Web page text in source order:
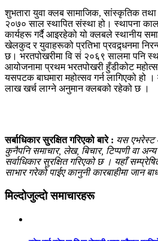
शुभतारा युवा क्लब सामाजिक, सांस्कृतिक तथा
२०७० साल स्थापित संस्था हो। स्थापना
कार्यहरू गर्दै आइरहेको यो क्लबले स्थानीय
खेलकुद र युवाहरूको प्रतिभा प्रवद्र्धनमा
छ। भरतपोखरीमा वि सं २०६९ सालमा पनि
आयोजनामा प्रथम भरतपोखरी हुँडीकोट
यसपटक बाघमारा महोत्सव गर्न लागिएको हो
लाख खर्च लाग्ने अनुमान क्लबको रहेको छ ।
सर्बाधिकार सुरक्षित गरिएको बारे : यस एभरेस्ट
कुनैपनि समाचार, लेख, बिचार, टिप्पणी वा
सर्वाधिकार सुरक्षित गरिएको छ । यहाँ
साभार गरेको पाईए कानुनी कारबाहीमा जान
मिल्दोजुल्दो समाचारहरू